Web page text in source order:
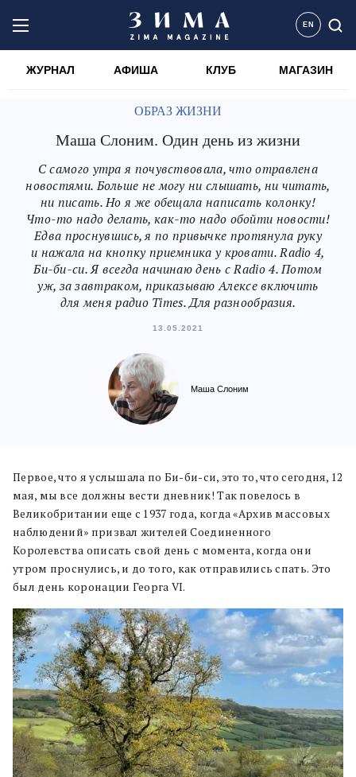
EN
ЖУРНАЛ АФИША КЛУБ МАГАЗИН
ОБРАЗ ЖИЗНИ
Маша Слоним. Один день из жизни
С самого утра я почувствовала, что отравлена
новостями. Больше не могу ни слышать, ни читать,
ни писать. Но я же обещала написать колонку!
Что-то надо делать, как-то надо обойти новости!
Едва проснувшись, я по привычке протянула руку
и нажала на кнопку приемника у кровати. Radio 4,
Би-би-си. Я всегда начинаю день с Radio 4. Потом
уж, за завтраком, приказываю Алексе включить
для меня радио Times. Для разнообразия.
13.05.2021
Маша Слоним
Первое, что я услышала по Би-би-си, это то, что сегодня, 12
мая, мы все должны вести дневник! Так повелось в
Великобритании еще с 1937 года, когда «Архив массовых
наблюдений» призвал жителей Соединенного
Королевства описать свой день с момента, когда они
утром проснулись, и до того, как отправились спать. Это
был день коронации Георга VI.